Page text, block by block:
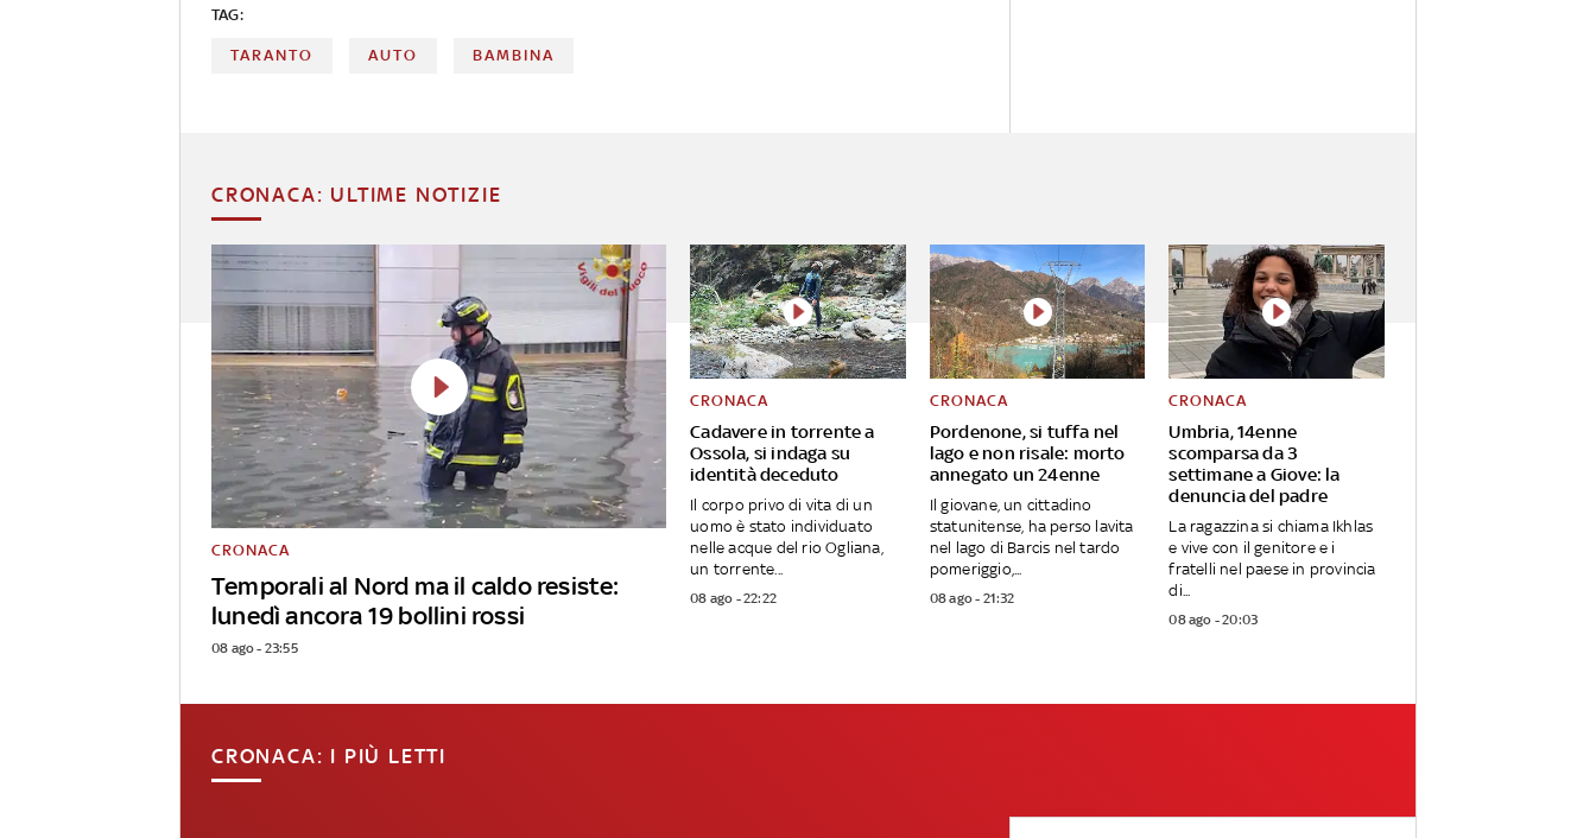
TAG:
TARANTO AUTO BAMBINA
CRONACA: ULTIME NOTIZIE
Temporali al Nord ma il caldo resiste:
lunedì ancora 19 bollini rossi
CRONACA
08 ago - 23:55
Cadavere in torrente a
Ossola, si indaga su
identità deceduto
CRONACA
Il corpo privo di vita di un
uomo è stato individuato
nelle acque del rio Ogliana,
un torrente...
08 ago - 22:22
Pordenone, si tuffa nel
lago e non risale: morto
annegato un 24enne
CRONACA
Il giovane, un cittadino
statunitense, ha perso lavita
nel lago di Barcis nel tardo
pomeriggio,...
08 ago - 21:32
Umbria, 14enne
scomparsa da 3
settimane a Giove: la
denuncia del padre
CRONACA
La ragazzina si chiama Ikhlas
e vive con il genitore e i
fratelli nel paese in provincia
di...
08 ago - 20:03
CRONACA: I PIÙ LETTI